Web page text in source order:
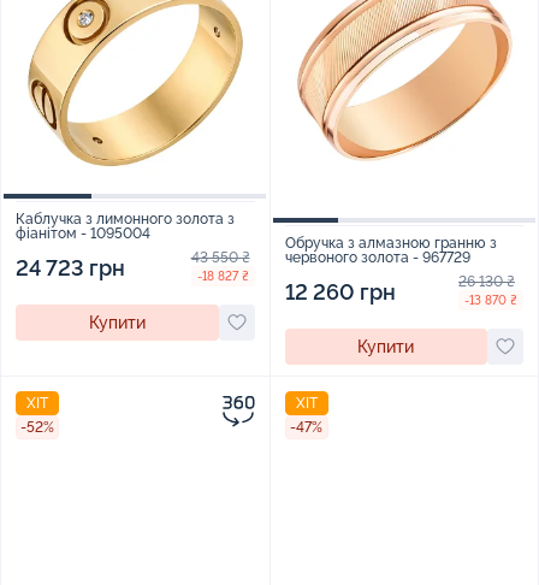
Каблучка з лимонного золота з
фіанітом - 1095004
24 723 грн 43 550 ₴
-18 827 ₴
Купити
Обручка з алмазною гранню з
червоного золота - 967729
12 260 грн 26 130 ₴
-13 870 ₴
Купити
ХІТ
-52%
ХІТ
-47%